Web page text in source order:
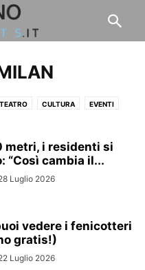
CULTURA EVENTI
metri, i residenti si
“Così cambia il...
Luglio 2026
vedere i fenicotteri
gratis!)
Luglio 2026